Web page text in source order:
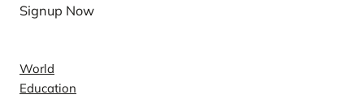
Signup Now
World
Education